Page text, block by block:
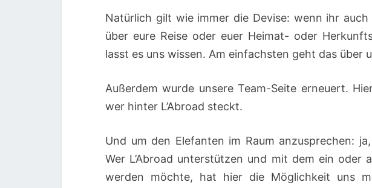
Natürlich gilt wie immer die Devise: wenn ihr
über eure Reise oder euer Heimat- oder
lasst es uns wissen. Am einfachsten geht das über
Außerdem wurde unsere Team-Seite erneuert.
wer hinter L’Abroad steckt.
Und um den Elefanten im Raum anzusprechen:
Wer L’Abroad unterstützen und mit dem ein oder
werden möchte, hat hier die Möglichkeit uns